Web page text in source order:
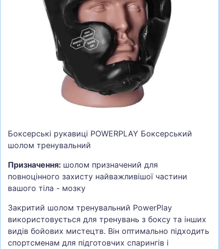
СУМКИ
ШОЛОМИ, ЗАХИСТ, ОКУЛЯРИ
БІГ, ФІТНЕС, М'ЯЧІ
ВЕЛОСИПЕДИ
САМОКАТИ
ТЕНІС, БАДМІНТОН
ТУРИЗМ
Боксерські рукавиці POWERPLAY Боксерський
шолом тренувальний
Призначення: шолом призначений для
повноцінного захисту найважливішої частини
вашого тіла - мозку
Закритий шолом тренувальний PowerPlay
використовується для тренувань з боксу та інших
видів бойових мистецтв. Він оптимально підходить
спортсменам для підготовчих спарингів і